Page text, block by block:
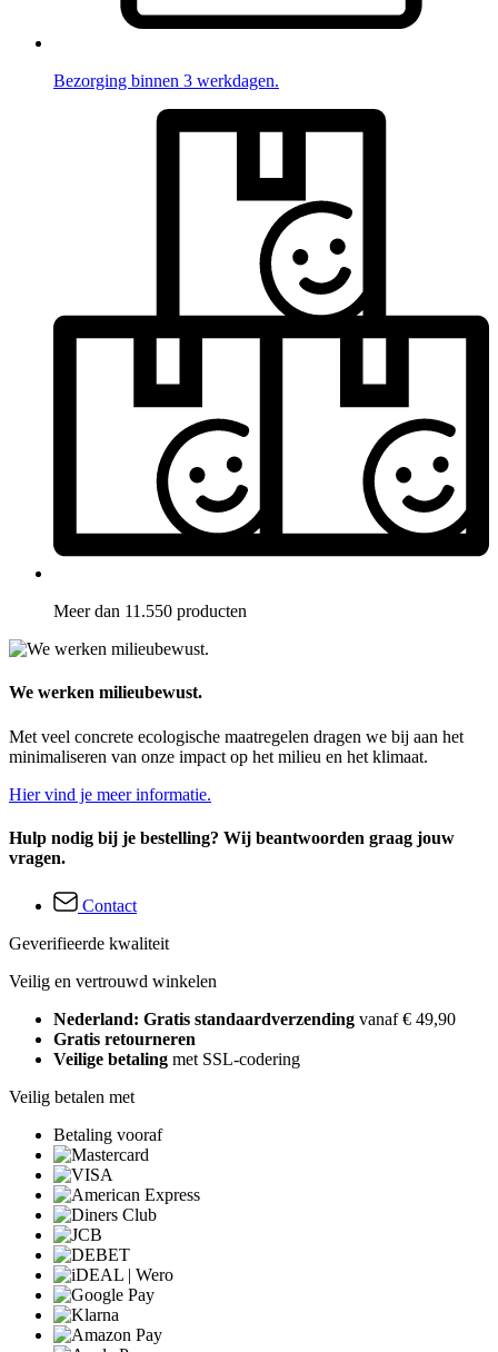
Bezorging binnen 3 werkdagen.
Meer dan 11.550 producten
We werken milieubewust.
Met veel concrete ecologische maatregelen dragen we bij aan het
minimaliseren van onze impact op het milieu en het klimaat.
Hier vind je meer informatie.
Hulp nodig bij je bestelling? Wij beantwoorden graag jouw
vragen.
Contact
Geverifieerde kwaliteit
Veilig en vertrouwd winkelen
Nederland: Gratis standaardverzending vanaf € 49,90
Gratis retourneren
Veilige betaling met SSL-codering
Veilig betalen met
Betaling vooraf